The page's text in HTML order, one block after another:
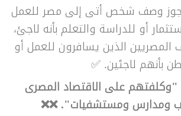
يجوز وصف شخص أتى إلى مصر للعمل
أو للدراسة والتعلم بأنه لاجئ،
المصريين الذين يسافرون للعمل أو
بأنهم لاجئين. ✅
"وكلفتهم على الاقتصاد المصرى
ومدارس ومستشفيات". ❌❌